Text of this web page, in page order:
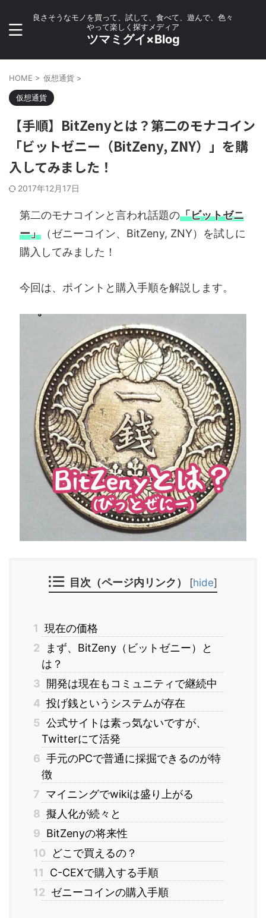
良さそうなモノを買って、試して、食べて、遊んで、色々
やって楽しく探すメディア
ツマミグイ×Blog
HOME > 仮想通貨 >
仮想通貨
【手順】BitZenyとは？第二のモナコイン
「ビットゼニー（BitZeny, ZNY）」を購
入してみました！
2017年12月17日
第二のモナコインと言われ話題の「ビットゼニ
ー」 （ゼニーコイン、BitZeny, ZNY）を試しに
購入してみました！
今回は、ポイントと購入手順を解説します。
目次（ページ内リンク） [hide]
1 現在の価格
2
まず、BitZeny（ビットゼニー）と
は？
3 開発は現在もコミュニティで継続中
4 投げ銭というシステムが存在
5 公式サイトは素っ気ないですが、
Twitterにて活発
6 手元のPCで普通に採掘できるのが特
徴
7 マイニングでwikiは盛り上がる
8 擬人化が続々と
9 BitZenyの将来性
10
どこで買えるの？
11
C-CEXで購入する手順
12 ゼニーコインの購入手順